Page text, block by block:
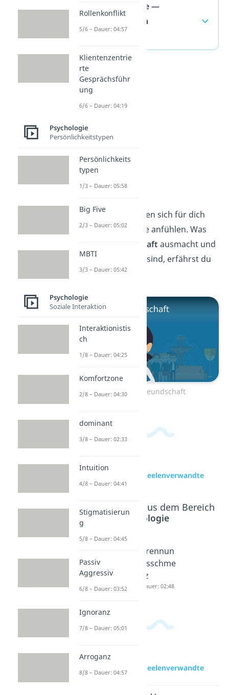
Seelenverwandte —
häufigste Fragen
(ausklappen)
Freundschaft
Deine Freunde können sich für dich
wie Seelenverwandte anfühlen. Was
Freundschaft ausmacht und
wie wichtig Freunde sind, erfährst du
hier!
Zum Video: Freundschaft
zur Videoseite: Seelenverwandte
Beliebte Inhalte aus dem Bereich
Psychologie
machen
Dauer: 03:53 Dauer: 04:47
Trennun
gsschme
rz
Dauer: 02:48
zur Videoseite: Seelenverwandte
Rollenkonflikt
5/6 – Dauer: 04:57
Klientenzentrie
rte
Gesprächsführ
ung
6/6 – Dauer: 04:19
Psychologie
Persönlichkeitstypen
Persönlichkeits
typen
1/3 – Dauer: 05:58
Big Five
2/3 – Dauer: 05:02
MBTI
3/3 – Dauer: 05:42
Psychologie
Soziale Interaktion
Interaktionistis
ch
1/8 – Dauer: 04:25
Komfortzone
2/8 – Dauer: 04:30
dominant
3/8 – Dauer: 02:33
Intuition
4/8 – Dauer: 04:41
Stigmatisierun
g
5/8 – Dauer: 04:45
Passiv
Aggressiv
6/8 – Dauer: 03:52
Ignoranz
7/8 – Dauer: 05:01
Arroganz
8/8 – Dauer: 04:57